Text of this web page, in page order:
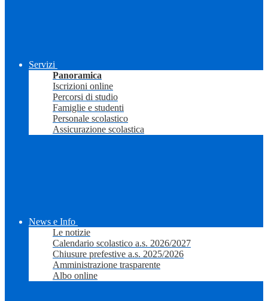
Servizi
Panoramica
Iscrizioni online
Percorsi di studio
Famiglie e studenti
Personale scolastico
Assicurazione scolastica
News e Info
Le notizie
Calendario scolastico a.s. 2026/2027
Chiusure prefestive a.s. 2025/2026
Amministrazione trasparente
Albo online